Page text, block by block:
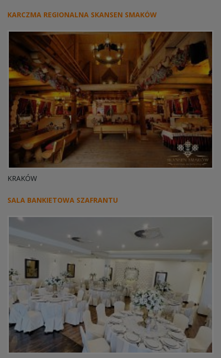
KARCZMA REGIONALNA SKANSEN SMAKÓW
KRAKÓW
SALA BANKIETOWA SZAFRANTU